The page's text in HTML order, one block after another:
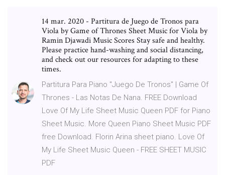
14 mar. 2020 - Partitura de Juego de Tronos para
Viola by Game of Thrones Sheet Music for Viola by
Ramin Djawadi Music Scores Stay safe and healthy.
Please practice hand-washing and social distancing,
and check out our resources for adapting to these
times.
Partitura Para Piano "Juego De Tronos" | Game Of
Thrones - Las Notas De Nana. FREE Download
Love Of My Life Sheet Music Queen PDF for Piano
Sheet Music. More Queen Piano Sheet Music PDF
free Download. Florin Arina sheet piano. Love Of
My Life Sheet Music Queen - FREE SHEET MUSIC
PDF